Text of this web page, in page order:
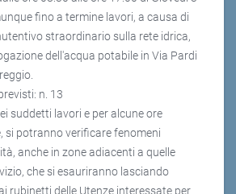
fino a termine lavori, a causa di
straordinario sulla rete idrica,
dell'acqua potabile in Via Pardi
n. 13
suddetti lavori e per alcune ore
si potranno verificare fenomeni
anche in zone adiacenti a quelle
che si esauriranno lasciando
rubinetti delle Utenze interessate per